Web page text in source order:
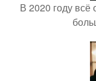
В 2020 году всё